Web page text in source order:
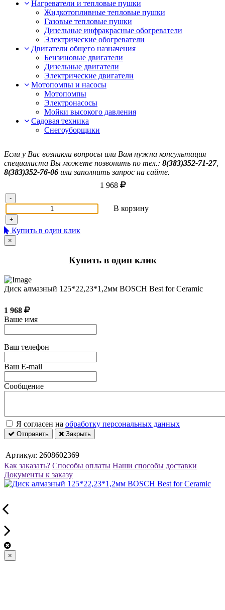
Нагреватели и тепловые пушки
Жидкотопливные тепловые пушки
Газовые тепловые пушки
Дизельные инфракрасные обогреватели
Электрические обогреватели
Двигатели общего назначения
Бензиновые двигатели
Дизельные двигатели
Электрические двигатели
Мотопомпы и насосы
Мотопомпы
Электронасосы
Мойки высокого давления
Садовая техника
Снегоуборщики
Если у Вас возникли вопросы или Вам нужна консультация
специалиста Вы можете позвонить по тел.: 8(383)352-71-27,
8(383)352-76-06 или заполнить запрос на сайте.
1 968
-
+
В корзину
Купить в один клик
×
Купить в один клик
Диск алмазный 125*22,23*1,2мм BOSCH Best for Ceramic
1 968
Ваше имя
Ваш телефон
Ваш E-mail
Сообщение
Я согласен на обработку персональных данных
Отправить Закрыть
Артикул: 2608602369
Как заказать? Способы оплаты Наши способы доставки
Документы к заказу
×